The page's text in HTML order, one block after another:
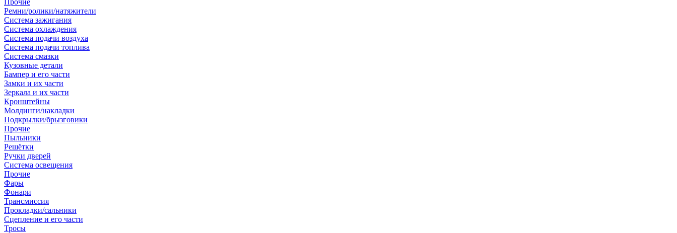
Прочие
Ремни/ролики/натяжители
Система зажигания
Система охлаждения
Система подачи воздуха
Система подачи топлива
Система смазки
Кузовные детали
Бампер и его части
Замки и их части
Зеркала и их части
Кронштейны
Молдинги/накладки
Подкрылки/брызговики
Прочие
Пыльники
Решётки
Ручки дверей
Система освещения
Прочие
Фары
Фонари
Трансмиссия
Прокладки/сальники
Сцепление и его части
Тросы